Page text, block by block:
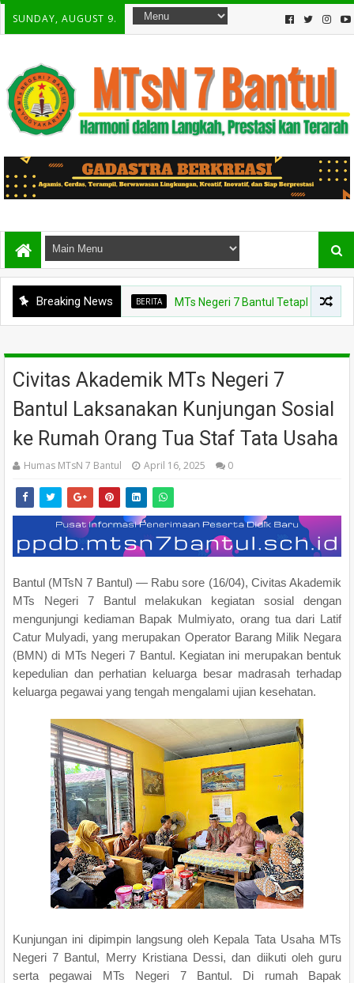
SUNDAY, AUGUST 9.
Breaking NewsBERITA MTs Negeri 7 Bantul Tetapkan Tiga Agen
Civitas Akademik MTs Negeri 7
Bantul Laksanakan Kunjungan Sosial
ke Rumah Orang Tua Staf Tata Usaha
Humas MTsN 7 Bantul April 16, 2025 0
Bantul (MTsN 7 Bantul) — Rabu sore (16/04), Civitas Akademik
MTs Negeri 7 Bantul melakukan kegiatan sosial dengan
mengunjungi kediaman Bapak Mulmiyato, orang tua dari Latif
Catur Mulyadi, yang merupakan Operator Barang Milik Negara
(BMN) di MTs Negeri 7 Bantul. Kegiatan ini merupakan bentuk
kepedulian dan perhatian keluarga besar madrasah terhadap
keluarga pegawai yang tengah mengalami ujian kesehatan.
Kunjungan ini dipimpin langsung oleh Kepala Tata Usaha MTs
Negeri 7 Bantul, Merry Kristiana Dessi, dan diikuti oleh guru
serta pegawai MTs Negeri 7 Bantul. Di rumah Bapak